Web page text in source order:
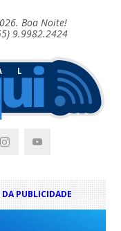
Boa Noite!
9.9982.2424
PUBLICIDADE